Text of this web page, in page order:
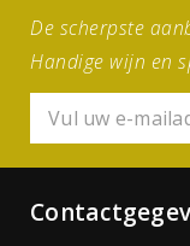
De scherpste
Handige wijn en